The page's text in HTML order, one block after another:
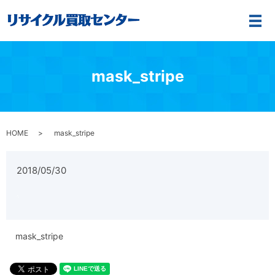
メ
mask_stripe
HOME mask_stripe
2018/05/30
mask_stripe